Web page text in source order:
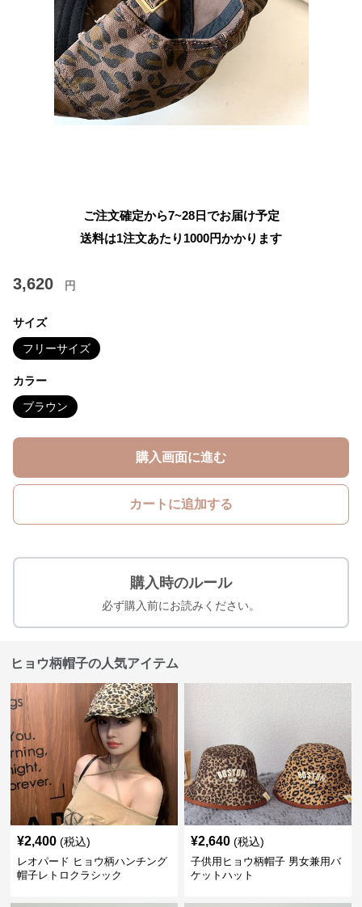
ご注文確定から7~28日でお届け予定
送料は1注文あたり 1000円かかります
3,620 円
サイズ
フリーサイズ
カラー
ブラウン
購入画面に進む
カートに追加する
購入時のルール
必ず購入前にお読みください。
ヒョウ柄帽子の人気アイテム
¥2,400 (税込)
レオパード ヒョウ柄ハンチング
帽子レトロクラシック
¥2,640 (税込)
子供用ヒョウ柄帽子 男女兼用バ
ケットハット